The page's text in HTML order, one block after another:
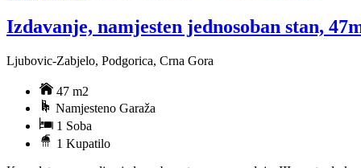
Izdavanje, namjesten jednosoban stan,
Ljubovic-Zabjelo, Podgorica, Crna Gora
47 m2
Namjesteno Garaža
1 Soba
1 Kupatilo